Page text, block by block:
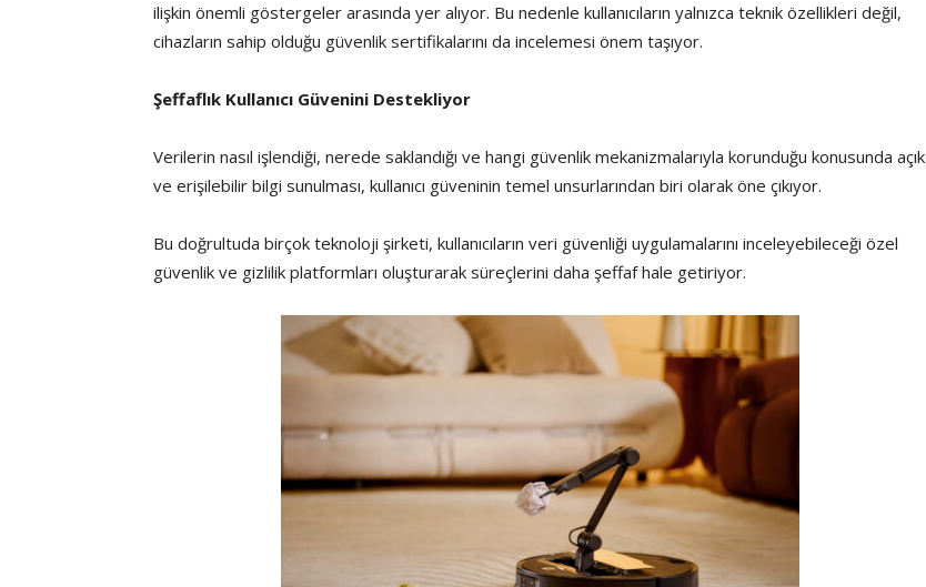
ilişkin önemli göstergeler arasında yer alıyor. Bu nedenle kullanıcıların yalnızca teknik özellikleri değil,
cihazların sahip olduğu güvenlik sertifikalarını da incelemesi önem taşıyor.
Şeffaflık Kullanıcı Güvenini Destekliyor
Verilerin nasıl işlendiği, nerede saklandığı ve hangi güvenlik mekanizmalarıyla korunduğu konusunda açık
ve erişilebilir bilgi sunulması, kullanıcı güveninin temel unsurlarından biri olarak öne çıkıyor.
Bu doğrultuda birçok teknoloji şirketi, kullanıcıların veri güvenliği uygulamalarını inceleyebileceği özel
güvenlik ve gizlilik platformları oluşturarak süreçlerini daha şeffaf hale getiriyor.